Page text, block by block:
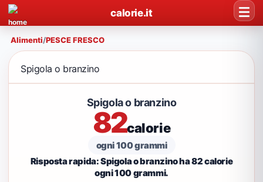
calorie.it
Alimenti/PESCE FRESCO
Spigola o branzino
Spigola o branzino
82calorie
ogni 100 grammi
Risposta rapida: Spigola o branzino ha 82 calorie
ogni 100 grammi.